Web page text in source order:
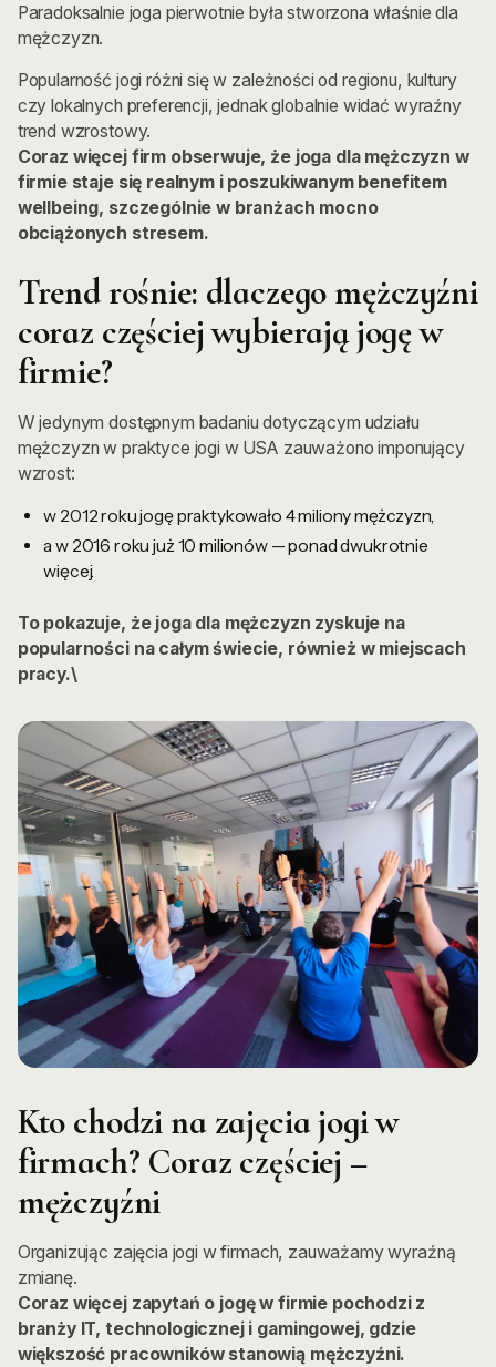
Paradoksalnie joga pierwotnie była stworzona właśnie dla
mężczyzn.
Popularność jogi różni się w zależności od regionu, kultury
czy lokalnych preferencji, jednak globalnie widać wyraźny
trend wzrostowy.
Coraz więcej firm obserwuje, że joga dla mężczyzn w
firmie staje się realnym i poszukiwanym benefitem
wellbeing, szczególnie w branżach mocno
obciążonych stresem.
Trend rośnie: dlaczego mężczyźni
coraz częściej wybierają jogę w
firmie?
W jedynym dostępnym badaniu dotyczącym udziału
mężczyzn w praktyce jogi w USA zauważono imponujący
wzrost:
w 2012 roku jogę praktykowało 4 miliony mężczyzn,
a w 2016 roku już 10 milionów — ponad dwukrotnie
więcej.
To pokazuje, że joga dla mężczyzn zyskuje na
popularności na całym świecie, również w miejscach
pracy.\
Kto chodzi na zajęcia jogi w
firmach? Coraz częściej –
mężczyźni
Organizując zajęcia jogi w firmach, zauważamy wyraźną
zmianę.
Coraz więcej zapytań o jogę w firmie pochodzi z
branży IT, technologicznej i gamingowej, gdzie
większość pracowników stanowią mężczyźni.